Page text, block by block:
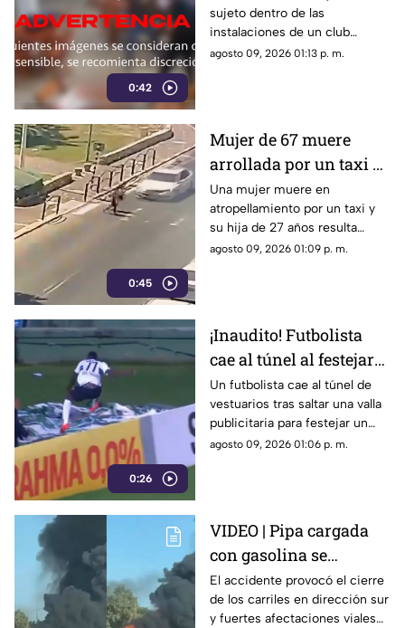
0:42
sujeto dentro de las
instalaciones de un club
deportivo. Los agresores
agosto 09, 2026 01:13 p. m.
0:45
Mujer de 67 muere
arrollada por un taxi y
su hija de 27 queda
herida | VIDEO
Una mujer muere en
atropellamiento por un taxi y
su hija de 27 años resulta
herida. Conoce los detalles de
agosto 09, 2026 01:09 p. m.
0:26
¡Inaudito! Futbolista
cae al túnel al festejar
un gol | VIDEO
Un futbolista cae al túnel de
vestuarios tras saltar una valla
publicitaria para festejar un
gol. La anotación fue anulada y
agosto 09, 2026 01:06 p. m.
VIDEO | Pipa cargada
con gasolina se
incendia tras accidente
y paraliza autopista
El accidente provocó el cierre
de los carriles en dirección sur
y fuertes afectaciones viales